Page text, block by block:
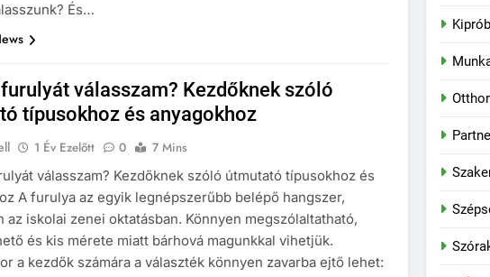
És…
válasszam? Kezdőknek szóló
típusokhoz és anyagokhoz
1 Év Ezelőtt 0
7 Mins
válasszam? Kezdőknek szóló útmutató típusokhoz és
A furulya az egyik legnépszerűbb belépő hangszer,
az iskolai zenei oktatásban. Könnyen megszólaltatható,
és kis mérete miatt bárhová magunkkal vihetjük.
a kezdők számára a választék könnyen zavarba ejtő lehet: